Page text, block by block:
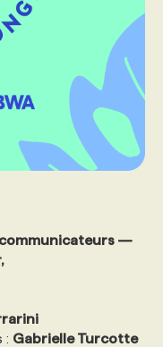
communicateurs —
: Gabrielle Turcotte